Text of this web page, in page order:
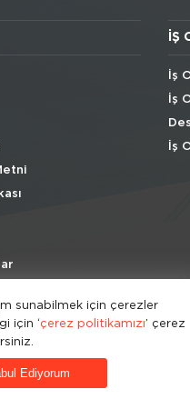
İŞ
İş
İş
İş
reserved.
sunabilmek için çerezler
için ‘çerez politikamızı’ çerez
Ediyorum